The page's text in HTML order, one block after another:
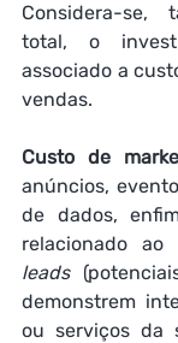
Considera-se,
total, o
associado a
vendas.
Custo de
anúncios,
de dados,
leads
demonstrem
ou serviços da